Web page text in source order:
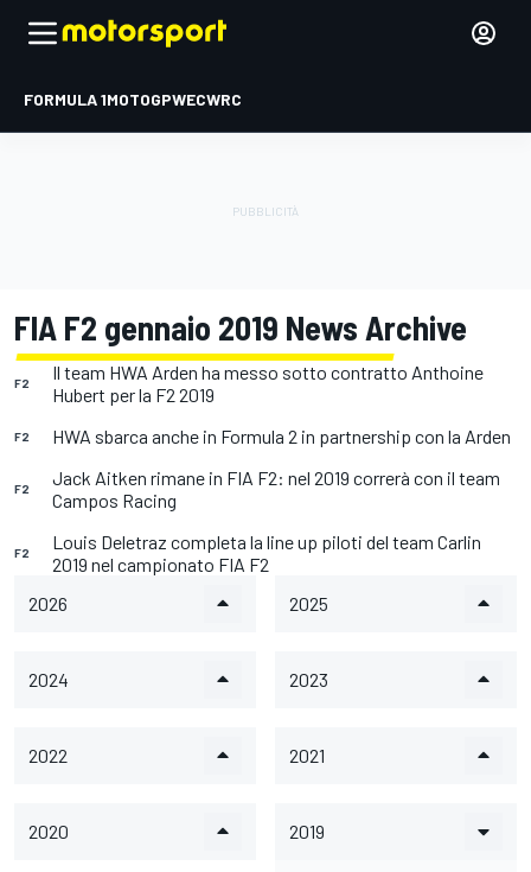
FORMULA 1MOTOGPWECWRC
FIA F2 gennaio 2019 News Archive
F2
Il team HWA Arden ha messo sotto contratto Anthoine
Hubert per la F2 2019
F2 HWA sbarca anche in Formula 2 in partnership con la Arden
F2
Jack Aitken rimane in FIA F2: nel 2019 correrà con il team
Campos Racing
F2
Louis Deletraz completa la line up piloti del team Carlin
2019 nel campionato FIA F2
2026
2025
2024 2023
2022 2021
2020 2019